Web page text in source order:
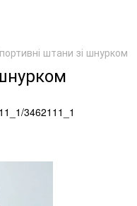
штани зі шнурком
3462111_1